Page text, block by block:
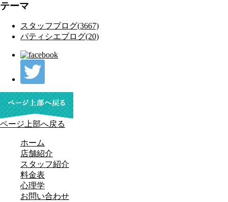
テーマ
スタッフブログ(3667)
パティシエブログ(20)
ページ上部へ戻る
ホーム
店舗紹介
スタッフ紹介
料金表
心理学
お問い合わせ